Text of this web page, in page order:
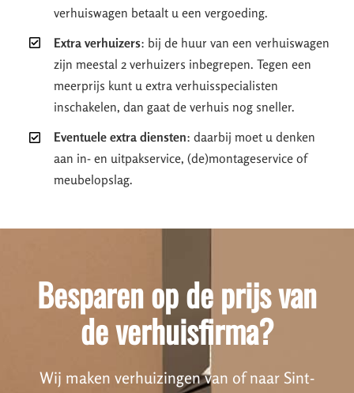
verhuiswagen betaalt u een vergoeding.
Extra verhuizers: bij de huur van een verhuiswagen
zijn meestal 2 verhuizers inbegrepen. Tegen een
meerprijs kunt u extra verhuisspecialisten
inschakelen, dan gaat de verhuis nog sneller.
Eventuele extra diensten: daarbij moet u denken
aan in- en uitpakservice, (de)montageservice of
meubelopslag.
Besparen op de prijs van
de verhuisfirma?
Wij maken verhuizingen van of naar Sint-